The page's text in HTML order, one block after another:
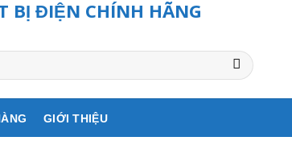
BỊ ĐIỆN CHÍNH HÃNG
GIỚI THIỆU